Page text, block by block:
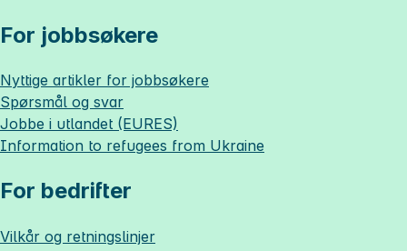
For jobbsøkere
Nyttige artikler for jobbsøkere
Spørsmål og svar
Jobbe i utlandet (EURES)
Information to refugees from Ukraine
For bedrifter
Vilkår og retningslinjer